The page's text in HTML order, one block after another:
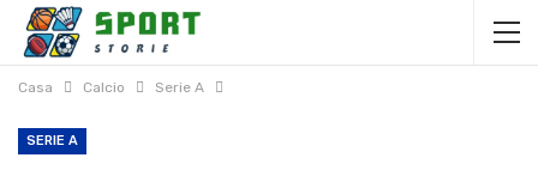
Casa Calcio Serie A
SERIE A